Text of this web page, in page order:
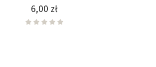
Cena
6,00 zł